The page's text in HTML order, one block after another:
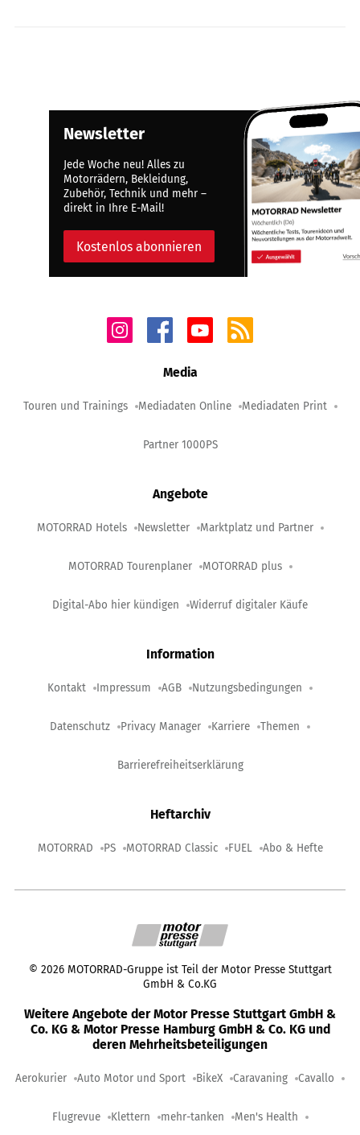
Newsletter
Jede Woche neu! Alles zu
Motorrädern, Bekleidung,
Zubehör, Technik und mehr –
direkt in Ihre E-Mail!
Kostenlos abonnieren
Media
Touren und Trainings Mediadaten Online Mediadaten Print
Partner 1000PS
Angebote
MOTORRAD Hotels Newsletter Marktplatz und Partner
MOTORRAD Tourenplaner MOTORRAD plus
Digital-Abo hier kündigen Widerruf digitaler Käufe
Information
Kontakt Impressum AGB Nutzungsbedingungen
Datenschutz Privacy Manager Karriere Themen
Barrierefreiheitserklärung
Heftarchiv
MOTORRAD PS MOTORRAD Classic FUEL Abo & Hefte
© 2026 MOTORRAD-Gruppe ist Teil der Motor Presse Stuttgart
GmbH & Co.KG
Weitere Angebote der Motor Presse Stuttgart GmbH &
Co. KG & Motor Presse Hamburg GmbH & Co. KG und
deren Mehrheitsbeteiligungen
Aerokurier Auto Motor und Sport BikeX Caravaning Cavallo
Flugrevue Klettern mehr-tanken Men's Health